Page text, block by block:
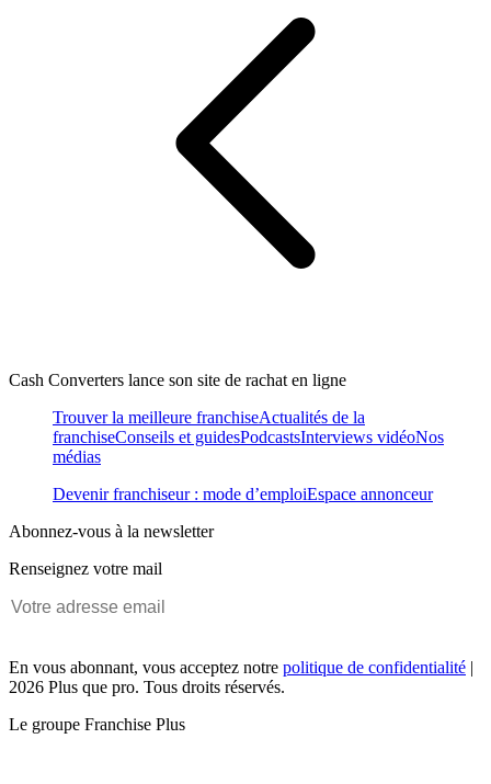
Cash Converters lance son site de rachat en ligne
Trouver la meilleure franchiseActualités de la
franchiseConseils et guidesPodcastsInterviews vidéoNos
médias
Devenir franchiseur : mode d’emploiEspace annonceur
Abonnez-vous à la newsletter
Renseignez votre mail
En vous abonnant, vous acceptez notre politique de confidentialité |
2026 Plus que pro. Tous droits réservés.
Le groupe Franchise Plus